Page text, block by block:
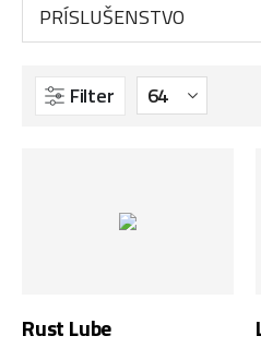
PRÍSLUŠENSTVO
Filter
Rust Lube